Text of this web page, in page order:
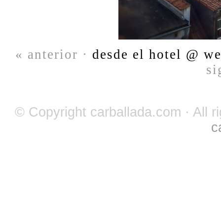
« anterior · desde el hotel @
© Copyright carballada.com · All